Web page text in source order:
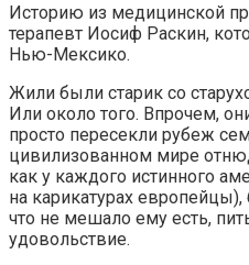
Историю из медицинской
терапевт Иосиф Раскин,
Нью-Мексико.
Жили были старик со
Или около того. Впрочем,
просто пересекли рубеж
цивилизованном мире
как у каждого истинного
на карикатурах
что не мешало ему есть,
удовольствие.